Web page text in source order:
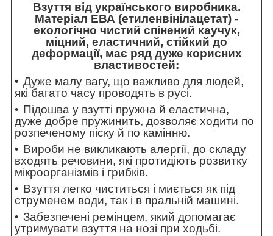
Взуття від українського виробника.
Матеріал ЕВА (етиленвінілацетат) -
екологічно чистий спінений каучук,
міцний, еластичний, стійкий до
деформації, має ряд дуже корисних
властивостей:
Дуже малу вагу, що важливо для людей,
які багато часу проводять в русі.
Підошва у взутті пружна й еластична,
дуже добре пружинить, дозволяє ходити по
розпеченому піску й по камінню.
Вироби не викликають алергії, до складу
входять речовини, які протидіють розвитку
мікроорганізмів і грибків.
Взуття легко чиститься і миється як під
струменем води, так і в пральній машині.
Забезпечені ремінцем, який допомагає
утримувати взуття на нозі при ходьбі.